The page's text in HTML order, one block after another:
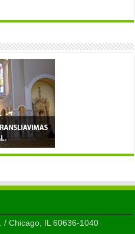
Chicago, IL 60636-1040